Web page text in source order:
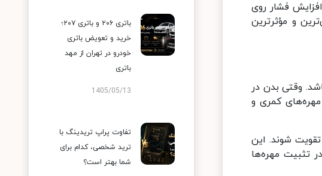
فشار روی
و مؤثرترین
وقتی بدن در
کمری و
شوند. این
تثبیت مهره‌ها
باتری ۲۰۶ و باتری ۲۰۷؛
خرید و تعویض باتری
خودرو در تهران از مهد
باتری
1405/05/13
تفاوت پراپ تریدینگ با
ترید شخصی، کدام برای
شما بهتر است؟